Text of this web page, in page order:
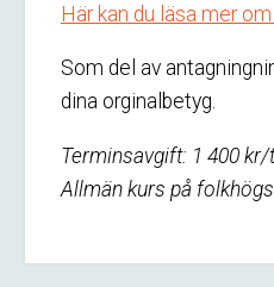
Här kan du läsa mer
Som del av
dina orginalbetyg.
Terminsavgift: 1 400
Allmän kurs på